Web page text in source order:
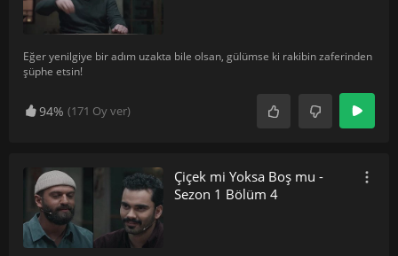
Eğer yenilgiye bir adım uzakta bile olsan, gülümse ki rakibin zaferinden
şüphe etsin!
94% (171 Oy ver)
Çiçek mi Yoksa Boş mu -
Sezon 1 Bölüm 4